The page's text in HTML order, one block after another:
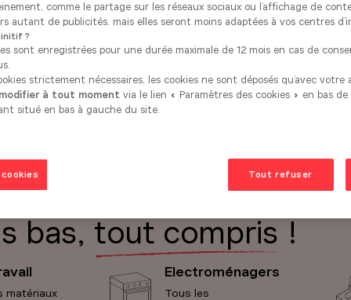
tandis que chaque détail s'adapte
bas, tout compris !
matériaux
Electroménagers
Tous les
comme le partage sur les réseaux sociaux ou l’affichage de
autant de publicités, mais elles seront moins adaptées à vos centres
?
sont enregistrées pour une durée maximale de 12 mois en cas de
strictement nécessaires, les cookies ne sont déposés qu’avec votre
à tout moment via le lien « Paramètres des cookies » en bas
situé en bas à gauche du site.
Tout refuser